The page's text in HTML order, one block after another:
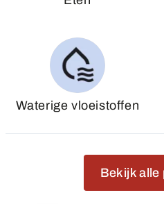
Waterige vloeistoffen
Bekijk alle